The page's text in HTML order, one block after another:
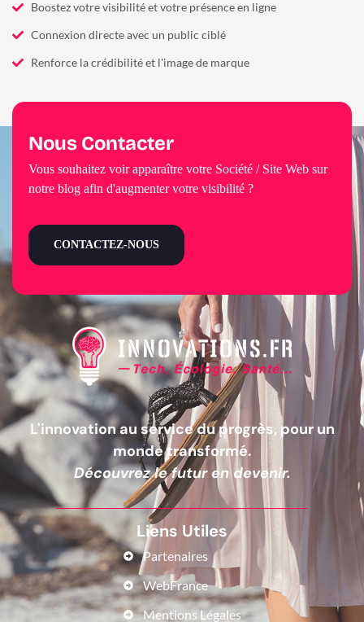
Boostez votre visibilité et votre présence en ligne
Connexion directe avec un public ciblé
Renforce la crédibilité et l'image de marque
L'innovation au service du progrès, pour un
monde transformé.
Découvrez le futur en devenir.
Liens Utiles
Partenaires
WebFrance
Mentions Légales
Nous Contacter
Vous souhaitez voir apparaître votre Société / Site Web sur
notre blog afin d'augmenter votre visibilité ?
CONTACTEZ-NOUS